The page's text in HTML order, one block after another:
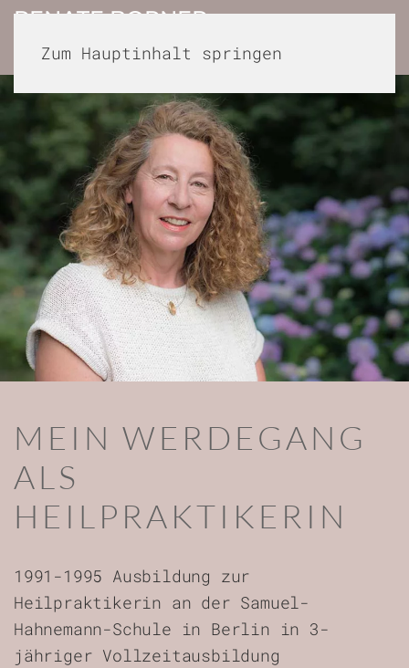
Zum Hauptinhalt springen
RENATE BORNER –
NATURHEILPRAXIS
MEIN WERDEGANG
ALS
HEILPRAKTIKERIN
1991-1995 Ausbildung zur
Heilpraktikerin an der Samuel-
Hahnemann-Schule in Berlin in 3-
jähriger Vollzeitausbildung